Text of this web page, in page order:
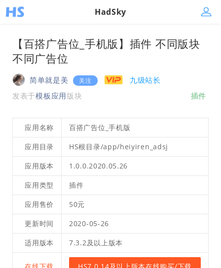
HadSky
【百搭广告位_手机版】插件 不同版块
不同广告位
简单就是美 关注
九级站长
发表于模板应用版块 插件
应用名称 百搭广告位_手机版
应用目录 HS根目录/app/heiyiren_adsj
应用版本 1.0.0.2020.05.26
应用类型 插件
应用售价 50元
更新时间 2020-05-26
适用版本 7.3.2及以上版本